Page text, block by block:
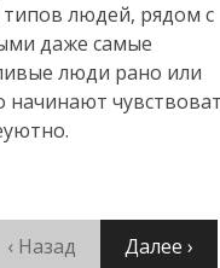
типов людей, рядом с
даже самые
люди рано или
начинают
‹ Назад Далее ›